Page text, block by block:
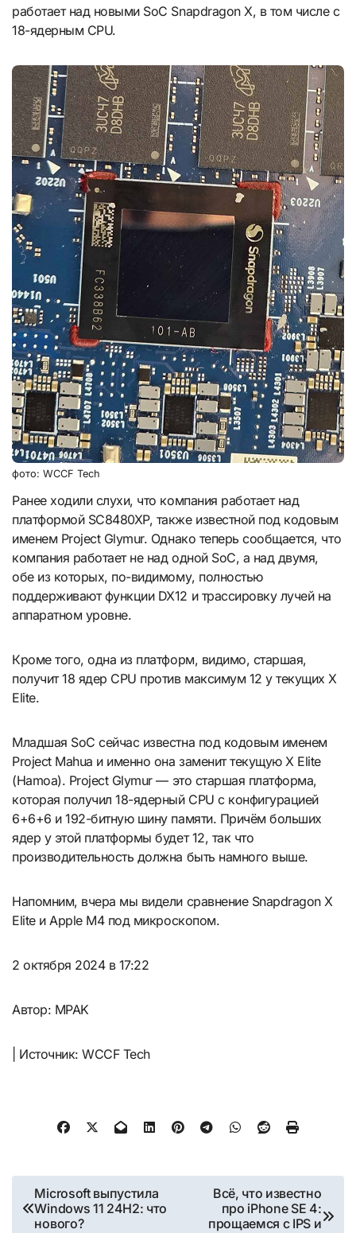
работает над новыми SoC Snapdragon X, в том числе с
18-ядерным CPU.
фото: WCCF Tech
Ранее ходили слухи, что компания работает над
платформой SC8480XP, также известной под кодовым
именем Project Glymur. Однако теперь сообщается, что
компания работает не над одной SoC, а над двумя,
обе из которых, по-видимому, полностью
поддерживают функции DX12 и трассировку лучей на
аппаратном уровне.
Кроме того, одна из платформ, видимо, старшая,
получит 18 ядер CPU против максимум 12 у текущих X
Elite.
Младшая SoC сейчас известна под кодовым именем
Project Mahua и именно она заменит текущую X Elite
(Hamoa). Project Glymur — это старшая платформа,
которая получил 18-ядерный CPU с конфигурацией
6+6+6 и 192-битную шину памяти. Причём больших
ядер у этой платформы будет 12, так что
производительность должна быть намного выше.
Напомним, вчера мы видели сравнение Snapdragon X
Elite и Apple M4 под микроскопом.
2 октября 2024 в 17:22
Автор: MPAK
| Источник: WCCF Tech
Навигация
по
Microsoft выпустила
Windows 11 24H2: что
нового?
Всё, что известно
про iPhone SE 4:
прощаемся с IPS и